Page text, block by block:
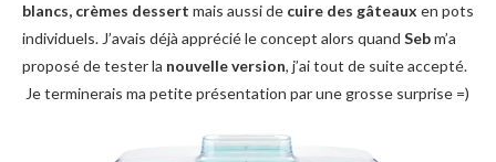
blancs, crèmes dessert mais aussi de cuire des gâteaux en pots
individuels. J’avais déjà apprécié le concept alors quand Sebm’a
proposé de tester la nouvelle version, j’ai tout de suite accepté.
Je terminerais ma petite présentation par une grosse surprise =)